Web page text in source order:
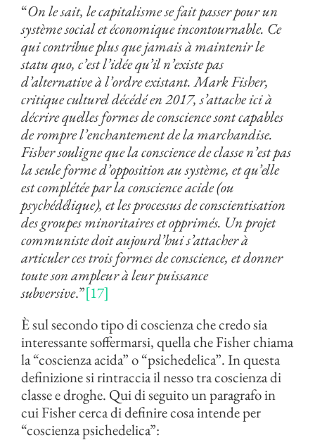
“On le sait, le capitalisme se fait passer pour un
système social et économique incontournable. Ce
qui contribue plus que jamais à maintenir le
statu quo, c’est l’idée qu’il n’existe pas
d’alternative à l’ordre existant. Mark Fisher,
critique culturel décédé en 2017, s’attache ici à
décrire quelles formes de conscience sont capables
de rompre l’enchantement de la marchandise.
Fisher souligne que la conscience de classe n’est pas
la seule forme d’opposition au système, et qu’elle
est complétée par la conscience acide (ou
psychédélique), et les processus de conscientisation
des groupes minoritaires et opprimés. Un projet
communiste doit aujourd’hui s’attacher à
articuler ces trois formes de conscience, et donner
toute son ampleur à leur puissance
subversive.”[17]
È sul secondo tipo di coscienza che credo sia
interessante soffermarsi, quella che Fisher chiama
la “coscienza acida” o “psichedelica”. In questa
definizione si rintraccia il nesso tra coscienza di
classe e droghe. Qui di seguito un paragrafo in
cui Fisher cerca di definire cosa intende per
“coscienza psichedelica”: